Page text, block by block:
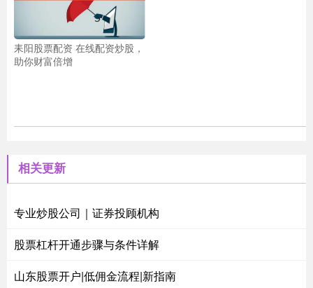
耒阳股票配资 在线配资炒股，
助你财富倍增
相关更新
专业炒股公司｜证券投顾机构
股票杠杆开通步骤与条件详解
山东股票开户|低佣金流程|新指南